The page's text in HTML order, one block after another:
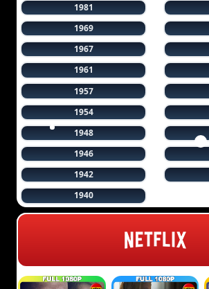
1981
1969
1967
1961
1957
1954
1948
1946
1942
1940